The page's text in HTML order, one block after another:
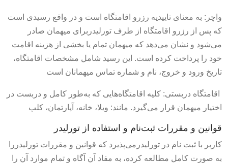
واچر: به معنای تاییدیه رزرو اقامتگاه است و در واقع رسیدی است
که پس از رزرو اقامتگاه از طرف تورلیدربرای میهمان صادر
می‌شود و نشان می‌دهد که میهمان تمام یا بخشی از هزینه اقامت
خود را پرداخت کرده است. این رسید شامل مشخصات اقامتگاه،
تاریخ ورود و خروج، نام و شماره تماس میهمانان است
اقامتگاه دربستی: کلیه اقامتگاه‌هایی که به‌طور کامل و دربست در
اختیار میهمان قرار می‌گیرد. مانند: ویلا، خانه، آپارتمان، کلب
قوانین و مقررات ثبت‌نام و استفاده از تورلیدر
کاربر با ثبت نام در تورلیدرمی‌پذیرد که قوانین و مقررات تورلیدررا
به صورت کامل مطالعه کرده، به مفاد آن آگاه و تمام موارد آن را